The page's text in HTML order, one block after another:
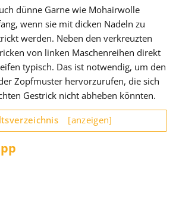
dünne Garne wie Mohairwolle
wenn sie mit dicken Nadeln zu
werden. Neben den verkreuzten
von linken Maschenreihen direkt
typisch. Das ist notwendig, um den
Zopfmuster hervorzurufen, die sich
Gestrick nicht abheben könnten.
[anzeigen]